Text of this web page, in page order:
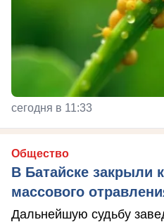
сегодня в 11:33
Общество
В Батайске закрыли
массового
Дальнейшую судьбу